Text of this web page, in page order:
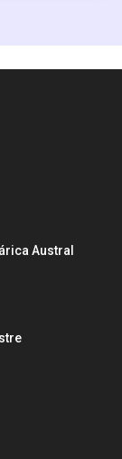
Austral